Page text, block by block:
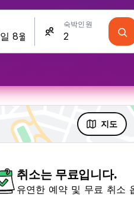
숙박인원
지도
취소는 무료입니다.
유연한 예약 및 무료 취소